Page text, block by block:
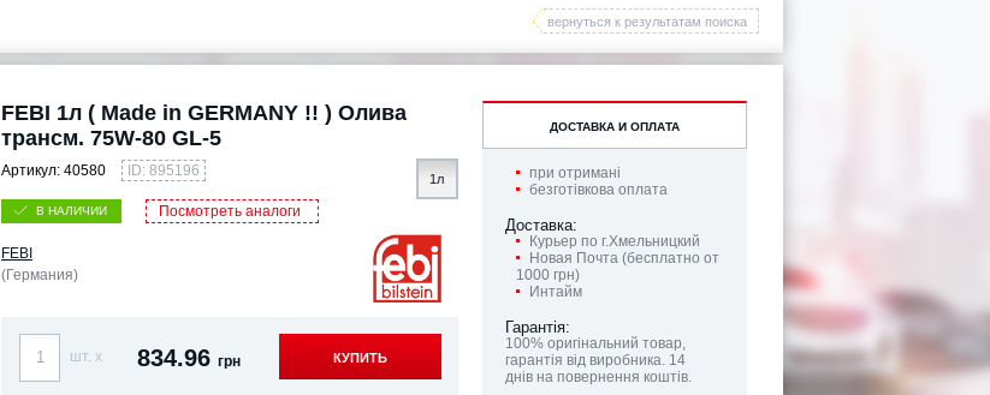
вернуться к результатам поиска
FEBI 1л ( Made in GERMANY !! ) Олива
трансм. 75W-80 GL-5
Артикул: 40580 ID: 895196 1л
В НАЛИЧИИ Посмотреть аналоги
FEBI
(Германия)
шт. x 834.96 грн КУПИТЬ
ДОСТАВКА И ОПЛАТА
при отримані
безготівкова оплата
Доставка:
Курьер по г.Хмельницкий
Новая Почта (бесплатно от
1000 грн)
Интайм
Гарантія:
100% оригінальний товар,
гарантія від виробника. 14
днів на повернення коштів.